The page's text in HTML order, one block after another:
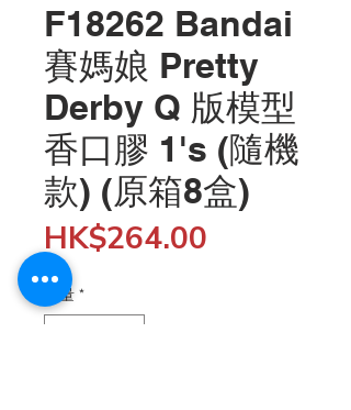
F18262 Bandai
賽媽娘 Pretty
Derby Q 版模型
香口膠 1's (隨機
款) (原箱8盒)
HK$264.00
數量 *